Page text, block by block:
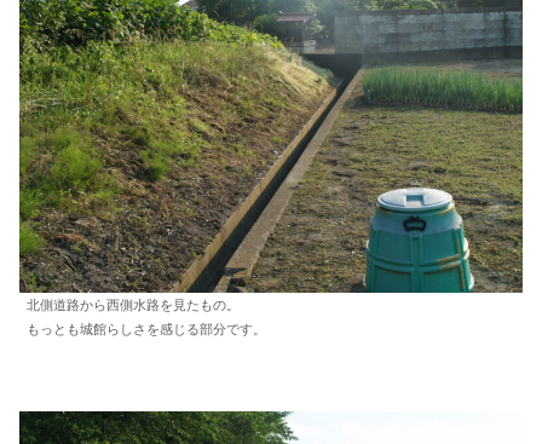
北側道路から西側水路を見たもの。
もっとも城館らしさを感じる部分です。